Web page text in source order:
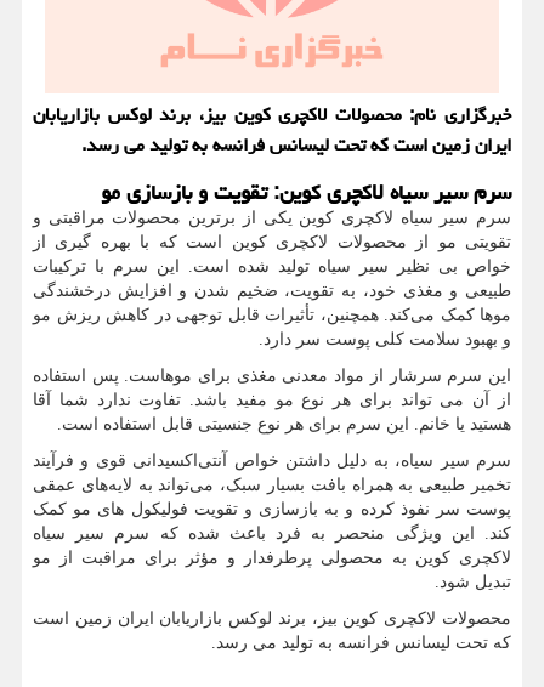
خبرگزاری نام: محصولات لاکچری کوین بیز، برند لوکس بازاریابان
ایران زمین است که تحت لیسانس فرانسه به تولید می رسد.
سرم سیر سیاه لاکچری کوین: تقویت و بازسازی مو
سرم سیر سیاه لاکچری کوین یکی از برترین محصولات مراقبتی و
تقویتی مو از محصولات لاکچری کوین است که با بهره‌ گیری از
خواص بی ‌نظیر سیر سیاه تولید شده است. این سرم با ترکیبات
طبیعی و مغذی خود، به تقویت، ضخیم شدن و افزایش درخشندگی
موها کمک می‌کند. همچنین، تأثیرات قابل توجهی در کاهش ریزش مو
و بهبود سلامت کلی پوست سر دارد.
این سرم سرشار از مواد معدنی مغذی برای موهاست. پس استفاده
از آن می تواند برای هر نوع مو مفید باشد. تفاوت ندارد شما آقا
هستید یا خانم. این سرم برای هر نوع جنسیتی قابل استفاده است.
سرم سیر سیاه، به دلیل داشتن خواص آنتی‌اکسیدانی قوی و فرآیند
تخمیر طبیعی به همراه بافت بسیار سبک، می‌تواند به لایه‌های عمقی
پوست سر نفوذ کرده و به بازسازی و تقویت فولیکول‌ های مو کمک
کند. این ویژگی منحصر به فرد باعث شده که سرم سیر سیاه
لاکچری کوین به محصولی پرطرفدار و مؤثر برای مراقبت از مو
تبدیل شود.
محصولات لاکچری کوین بیز، برند لوکس بازاریابان ایران زمین است
که تحت لیسانس فرانسه به تولید می رسد.